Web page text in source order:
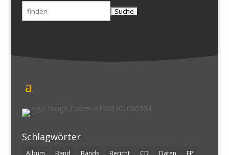
Suchen
nach:
Schlagwörter
Album Band Bands Bericht CD Daten EP